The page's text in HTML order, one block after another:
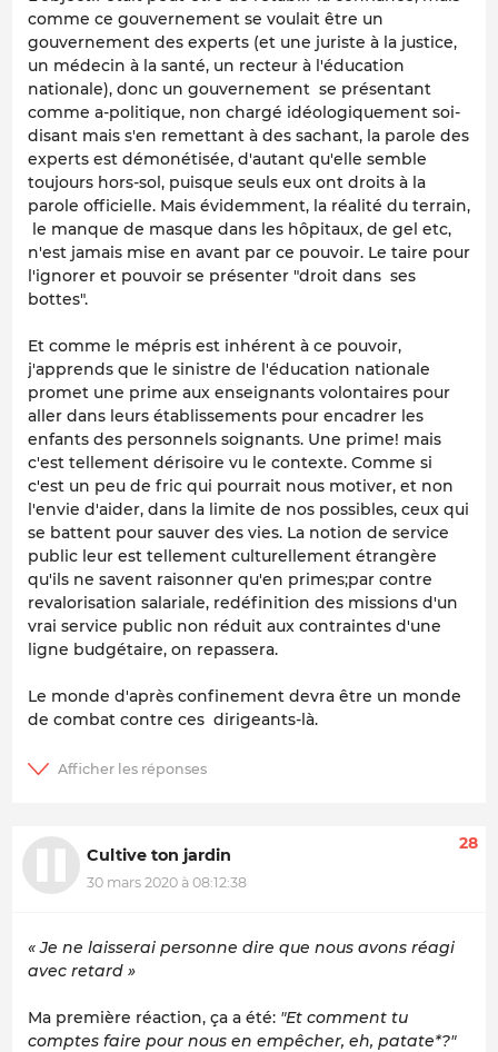
comme ce gouvernement se voulait être un
gouvernement des experts (et une juriste à la justice,
un médecin à la santé, un recteur à l'éducation
nationale), donc un gouvernement se présentant
comme a-politique, non chargé idéologiquement soi-
disant mais s'en remettant à des sachant, la parole des
experts est démonétisée, d'autant qu'elle semble
toujours hors-sol, puisque seuls eux ont droits à la
parole officielle. Mais évidemment, la réalité du terrain,
le manque de masque dans les hôpitaux, de gel etc,
n'est jamais mise en avant par ce pouvoir. Le taire pour
l'ignorer et pouvoir se présenter "droit dans ses
bottes".
Et comme le mépris est inhérent à ce pouvoir,
j'apprends que le sinistre de l'éducation nationale
promet une prime aux enseignants volontaires pour
aller dans leurs établissements pour encadrer les
enfants des personnels soignants. Une prime! mais
c'est tellement dérisoire vu le contexte. Comme si
c'est un peu de fric qui pourrait nous motiver, et non
l'envie d'aider, dans la limite de nos possibles, ceux qui
se battent pour sauver des vies. La notion de service
public leur est tellement culturellement étrangère
qu'ils ne savent raisonner qu'en primes;par contre
revalorisation salariale, redéfinition des missions d'un
vrai service public non réduit aux contraintes d'une
ligne budgétaire, on repassera.
Le monde d'après confinement devra être un monde
de combat contre ces dirigeants-là.
Cultive ton jardin
30 mars 2020 à 08:12:38
28
« Je ne laisserai personne dire que nous avons réagi
avec retard »
Ma première réaction, ça a été: "Et comment tu
comptes faire pour nous en empêcher, eh, patate*?"